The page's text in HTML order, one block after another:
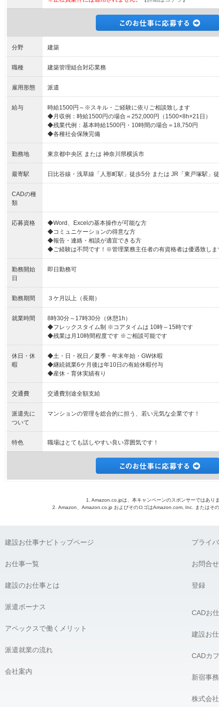
分野 建築
職種 建築管理組合対応業務
雇用形態 派遣
給与
時給1500円～※スキル・ご経験に依りご相談致します
◆月収例：時給1500円の場合＝252,000円（1500×8h×21日）
◆残業代例：基本時給1500円・10時間の場合＝18,750円
◆各種社会保険完備
勤務地 東京都中央区 または 神奈川県横浜市
最寄駅 日比谷線・浅草線「人形町駅」徒歩5分 または JR「東戸塚駅」
CADの種
類
応募資格
◆Word、Excelの基本操作が可能な方
◆コミュニケーションの得意な方
◆報告・連絡・相談が適宜できる方
◆ご経験は不問です！※管理業務主任者の有資格者は優遇致しま
勤務開始
日
即日勤務可
勤務期間 ３ケ月以上（長期）
就業時間
8時30分～17時30分（休憩1h）
◆フレックスタイム制 ※コアタイムは 10時～15時です
◆残業は月10時間程度です ※ご相談可能です
休日・休
暇
◆土・日・祝日／夏季・年末年始・GW休暇
◆継続就業6ケ月後は年10日の有給休暇付与
◆産休・育休実績有り
交通費 交通費別途全額支給
派遣先に
ついて
マンションの管理を総合的に担う、若い元気な企業です！
特色 職場はとても話しやすい良い雰囲気です！
1. Amazon.co.jpは、本キャンペーンのスポンサーではあり
2. Amazon、Amazon.co.jp およびそのロゴはAmazon.com, Inc. またはそ
建設お仕事ナビトップページ
お仕事一覧
建設のお仕事とは
派遣ボーナス
アペックスで働くメリット
派遣就業の流れ
会社案内
プライ
お問合せ
登録
CADお
建設お
CADカ
新宿事
株式会